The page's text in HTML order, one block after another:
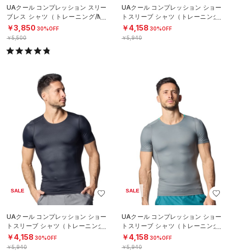
UAクール コンプレッション スリー
ブレス シャツ（トレーニング/ME
N）
￥3,850 30%OFF
￥5,500
UAクール コンプレッション ショー
トスリーブ シャツ（トレーニング/
MEN）
￥4,158 30%OFF
￥5,940
SALE
UAクール コンプレッション ショー
トスリーブ シャツ（トレーニング/
MEN）
￥4,158 30%OFF
￥5,940
SALE
UAクール コンプレッション ショー
トスリーブ シャツ（トレーニング/
MEN）
￥4,158 30%OFF
￥5,940